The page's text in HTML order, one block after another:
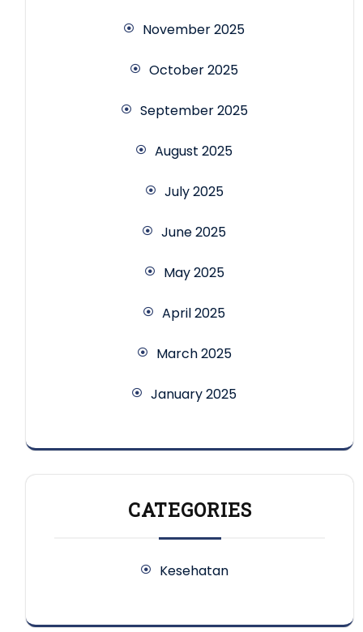
November 2025
October 2025
September 2025
August 2025
July 2025
June 2025
May 2025
April 2025
March 2025
January 2025
CATEGORIES
Kesehatan